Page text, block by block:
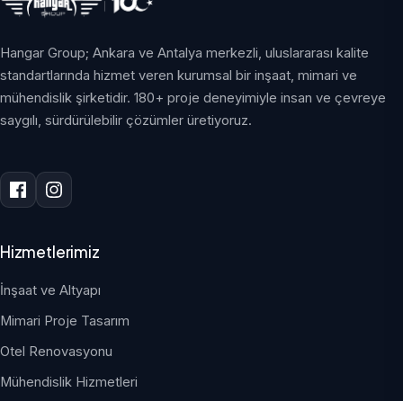
Hangar Group; Ankara ve Antalya merkezli, uluslararası kalite
standartlarında hizmet veren kurumsal bir inşaat, mimari ve
mühendislik şirketidir. 180+ proje deneyimiyle insan ve çevreye
saygılı, sürdürülebilir çözümler üretiyoruz.
Hizmetlerimiz
İnşaat ve Altyapı
Mimari Proje Tasarım
Otel Renovasyonu
Mühendislik Hizmetleri